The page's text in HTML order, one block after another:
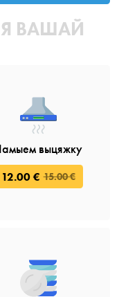
ВАШАЙ
выцяжку
12.00 € 15.00 €